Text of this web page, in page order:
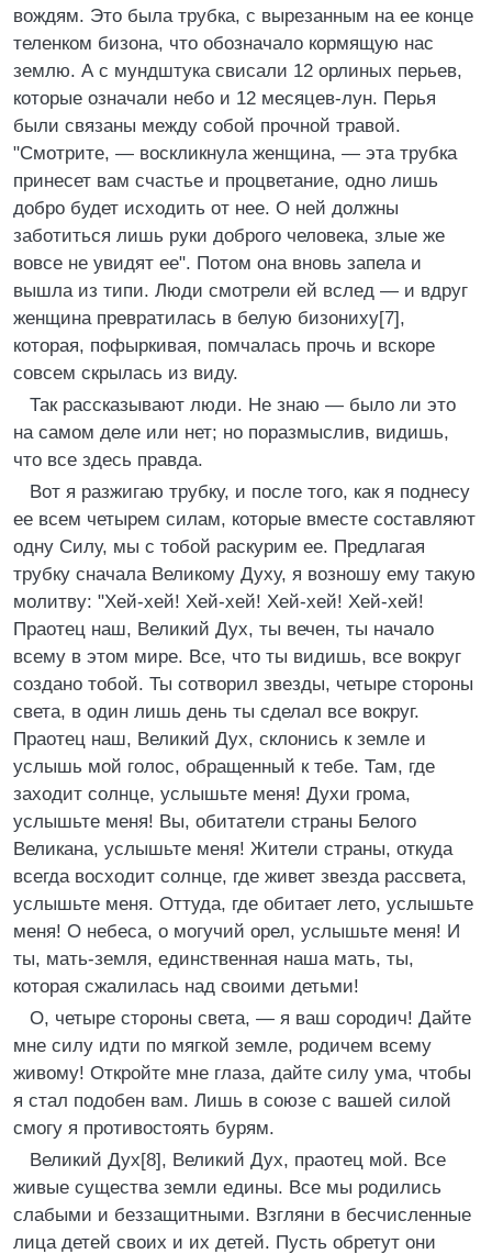
вождям. Это была трубка, с вырезанным на ее конце
теленком бизона, что обозначало кормящую нас
землю. А с мундштука свисали 12 орлиных перьев,
которые означали небо и 12 месяцев-лун. Перья
были связаны между собой прочной травой.
"Смотрите, — воскликнула женщина, — эта трубка
принесет вам счастье и процветание, одно лишь
добро будет исходить от нее. О ней должны
заботиться лишь руки доброго человека, злые же
вовсе не увидят ее". Потом она вновь запела и
вышла из типи. Люди смотрели ей вслед — и вдруг
женщина превратилась в белую бизониху[7],
которая, пофыркивая, помчалась прочь и вскоре
совсем скрылась из виду.
Так рассказывают люди. Не знаю — было ли это
на самом деле или нет; но поразмыслив, видишь,
что все здесь правда.
Вот я разжигаю трубку, и после того, как я поднесу
ее всем четырем силам, которые вместе составляют
одну Силу, мы с тобой раскурим ее. Предлагая
трубку сначала Великому Духу, я возношу ему такую
молитву: "Хей-хей! Хей-хей! Хей-хей! Хей-хей!
Праотец наш, Великий Дух, ты вечен, ты начало
всему в этом мире. Все, что ты видишь, все вокруг
создано тобой. Ты сотворил звезды, четыре стороны
света, в один лишь день ты сделал все вокруг.
Праотец наш, Великий Дух, склонись к земле и
услышь мой голос, обращенный к тебе. Там, где
заходит солнце, услышьте меня! Духи грома,
услышьте меня! Вы, обитатели страны Белого
Великана, услышьте меня! Жители страны, откуда
всегда восходит солнце, где живет звезда рассвета,
услышьте меня. Оттуда, где обитает лето, услышьте
меня! О небеса, о могучий орел, услышьте меня! И
ты, мать-земля, единственная наша мать, ты,
которая сжалилась над своими детьми!
О, четыре стороны света, — я ваш сородич! Дайте
мне силу идти по мягкой земле, родичем всему
живому! Откройте мне глаза, дайте силу ума, чтобы
я стал подобен вам. Лишь в союзе с вашей силой
смогу я противостоять бурям.
Великий Дух[8], Великий Дух, праотец мой. Все
живые существа земли едины. Все мы родились
слабыми и беззащитными. Взгляни в бесчисленные
лица детей своих и их детей. Пусть обретут они